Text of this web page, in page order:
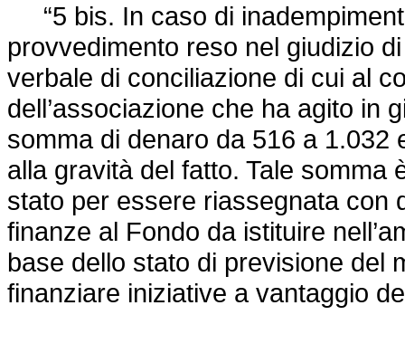
“5 bis. In caso di
provvedimento reso nel giudizio
verbale di conciliazione di cui al
dell’associazione che ha agito in
somma di denaro da 516 a 1.032
alla gravità del fatto. Tale somma
stato per essere riassegnata con
finanze al Fondo da istituire
base dello stato di previsione del
finanziare iniziative a vantaggio